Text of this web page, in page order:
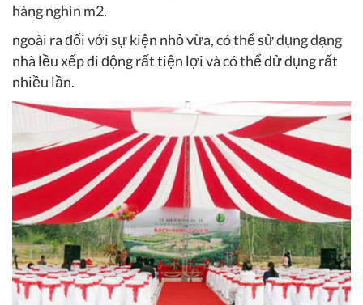
hàng nghìn m2.
ngoài ra đối với sự kiện nhỏ vừa, có thể sử dụng dạng
nhà lều xếp di động rất tiện lợi và có thể dử dụng rất
nhiều lần.